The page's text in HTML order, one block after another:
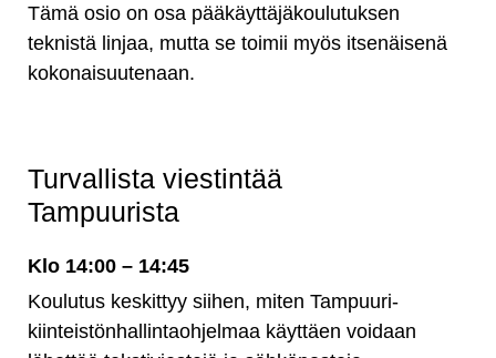
Tämä osio on osa pääkäyttäjäkoulutuksen
teknistä linjaa, mutta se toimii myös itsenäisenä
kokonaisuutenaan.
Turvallista viestintää
Tampuurista
Klo 14:00 – 14:45
Koulutus keskittyy siihen, miten Tampuuri-
kiinteistönhallintaohjelmaa käyttäen voidaan